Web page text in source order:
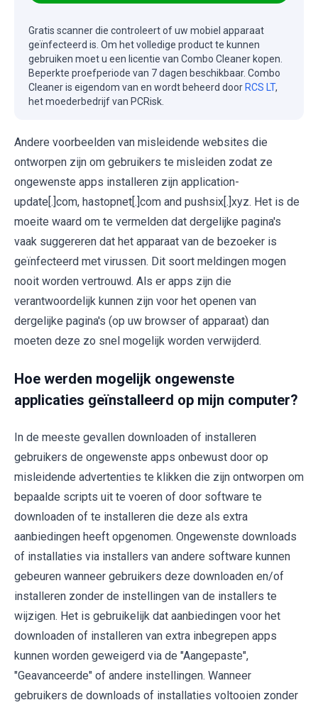
Gratis scanner die controleert of uw mobiel apparaat
geïnfecteerd is. Om het volledige product te kunnen
gebruiken moet u een licentie van Combo Cleaner kopen.
Beperkte proefperiode van 7 dagen beschikbaar. Combo
Cleaner is eigendom van en wordt beheerd door RCS LT,
het moederbedrijf van PCRisk.
Andere voorbeelden van misleidende websites die
ontworpen zijn om gebruikers te misleiden zodat ze
ongewenste apps installeren zijn application-
update[.]com, hastopnet[.]com and pushsix[.]xyz. Het is de
moeite waard om te vermelden dat dergelijke pagina's
vaak suggereren dat het apparaat van de bezoeker is
geïnfecteerd met virussen. Dit soort meldingen mogen
nooit worden vertrouwd. Als er apps zijn die
verantwoordelijk kunnen zijn voor het openen van
dergelijke pagina's (op uw browser of apparaat) dan
moeten deze zo snel mogelijk worden verwijderd.
Hoe werden mogelijk ongewenste
applicaties geïnstalleerd op mijn computer?
In de meeste gevallen downloaden of installeren
gebruikers de ongewenste apps onbewust door op
misleidende advertenties te klikken die zijn ontworpen om
bepaalde scripts uit te voeren of door software te
downloaden of te installeren die deze als extra
aanbiedingen heeft opgenomen. Ongewenste downloads
of installaties via installers van andere software kunnen
gebeuren wanneer gebruikers deze downloaden en/of
installeren zonder de instellingen van de installers te
wijzigen. Het is gebruikelijk dat aanbiedingen voor het
downloaden of installeren van extra inbegrepen apps
kunnen worden geweigerd via de "Aangepaste",
"Geavanceerde" of andere instellingen. Wanneer
gebruikers de downloads of installaties voltooien zonder